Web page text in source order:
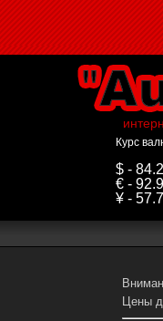
Курс
$ -
€ -
¥ -
Цены